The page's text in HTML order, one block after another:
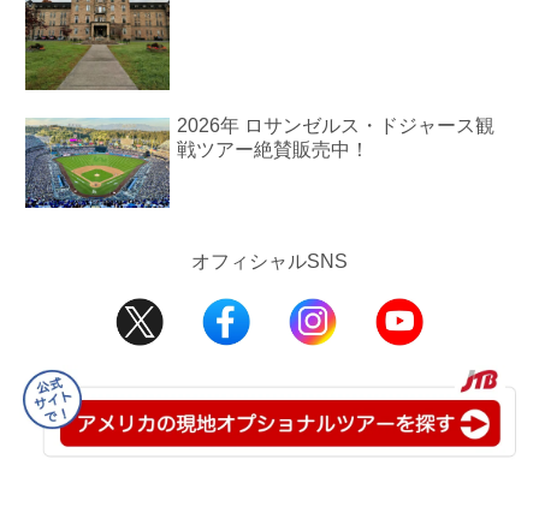
2026年 ロサンゼルス・ドジャース観
戦ツアー絶賛販売中！
オフィシャルSNS